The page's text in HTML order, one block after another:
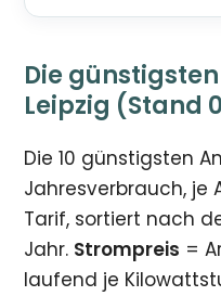
Die
Leipzig (Stand
Die 10 günstigsten
Jahresverbrauch, je
Tarif, sortiert nach
Jahr. Strompreis =
laufend je